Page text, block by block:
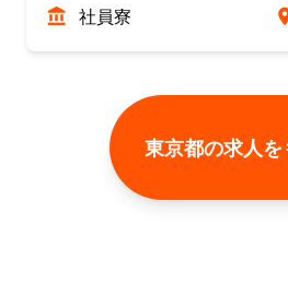
社員寮
東京都の求人